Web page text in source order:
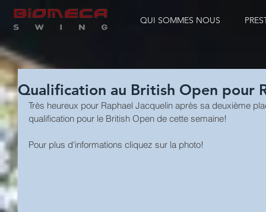
QUI SOMMES NOUS
Qualification au British Open pour
Très heureux pour Raphael Jacquelin après sa deuxième
qualification pour le British Open de cette semaine!
Pour plus d'informations cliquez sur la photo!